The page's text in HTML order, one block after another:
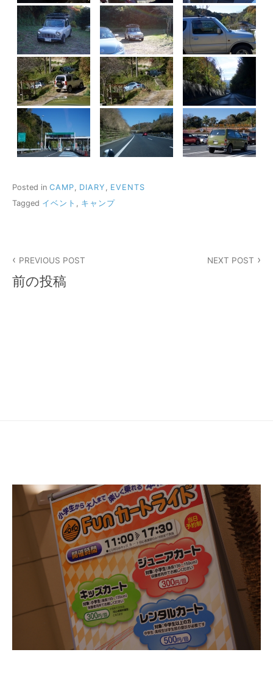
Posted in CAMP DIARY
EVENTS
Tagged イベント , キャンプ
稿
PREVIOUS POST
前の投稿
NEXT POST